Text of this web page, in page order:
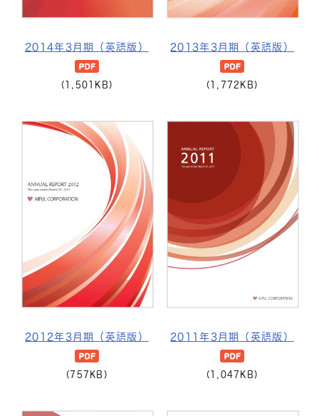
2014年3月期（英語版）
(1,501KB)
2013年3月期（英語版）
(1,772KB)
2012年3月期（英語版）
(757KB)
2011年3月期（英語版）
(1,047KB)